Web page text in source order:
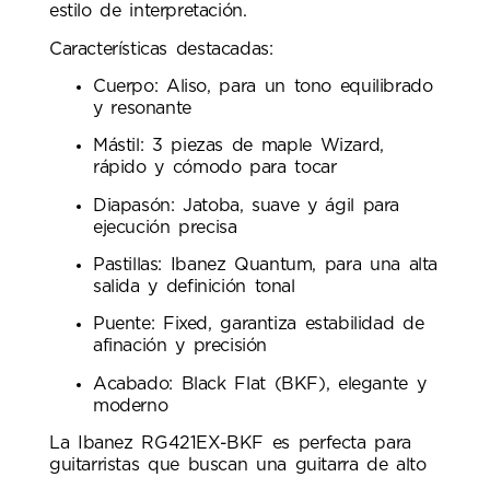
estilo de interpretación.
Características destacadas:
Cuerpo: Aliso, para un tono equilibrado
y resonante
Mástil: 3 piezas de maple Wizard,
rápido y cómodo para tocar
Diapasón: Jatoba, suave y ágil para
ejecución precisa
Pastillas: Ibanez Quantum, para una alta
salida y definición tonal
Puente: Fixed, garantiza estabilidad de
afinación y precisión
Acabado: Black Flat (BKF), elegante y
moderno
La Ibanez RG421EX-BKF es perfecta para
guitarristas que buscan una guitarra de alto